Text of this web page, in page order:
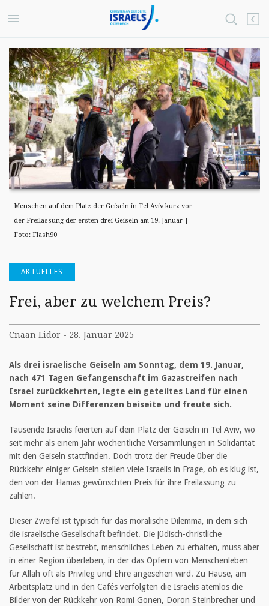
Menschen auf dem Platz der Geiseln in Tel Aviv kurz vor
der Freilassung der ersten drei Geiseln am 19. Januar |
Foto: Flash90
AKTUELLES
Frei, aber zu welchem Preis?
Cnaan Lidor - 28. Januar 2025
Als drei israelische Geiseln am Sonntag, dem 19. Januar,
nach 471 Tagen Gefangenschaft im Gazastreifen nach
Israel zurückkehrten, legte ein geteiltes Land für einen
Moment seine Differenzen beiseite und freute sich.
Tausende Israelis feierten auf dem Platz der Geiseln in Tel Aviv, wo
seit mehr als einem Jahr wöchentliche Versammlungen in Solidarität
mit den Geiseln stattfinden. Doch trotz der Freude über die
Rückkehr einiger Geiseln stellen viele Israelis in Frage, ob es klug ist,
den von der Hamas gewünschten Preis für ihre Freilassung zu
zahlen.
Dieser Zweifel ist typisch für das moralische Dilemma, in dem sich
die israelische Gesellschaft befindet. Die jüdisch-christliche
Gesellschaft ist bestrebt, menschliches Leben zu erhalten, muss aber
in einer Region überleben, in der das Opfern von Menschenleben
für Allah oft als Privileg und Ehre angesehen wird. Zu Hause, am
Arbeitsplatz und in den Cafés verfolgten die Israelis atemlos die
Bilder von der Rückkehr von Romi Gonen, Doron Steinbrecher und